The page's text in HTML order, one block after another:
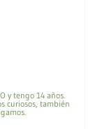
y tengo 14 años.
curiosos, también